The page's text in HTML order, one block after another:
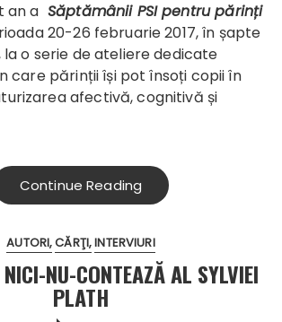
an a Săptămânii PSI pentru părinți
20-26 februarie 2017, în șapte
o serie de ateliere dedicate
care părinții își pot însoți copii în
afectivă, cognitivă și
Continue Reading
AUTORI CĂRŢI INTERVIURI
NU-CONTEAZĂ AL SYLVIEI
PLATH